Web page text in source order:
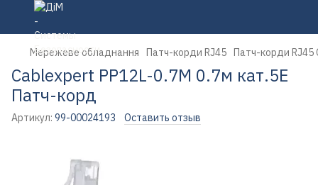
Мережеве обладнання Патч-корди RJ45 Патч-корди RJ45
Cablexpert PP12L-0.7M 0.7м кат.5Е
Патч-корд
Артикул: 99-00024193 Оставить отзыв